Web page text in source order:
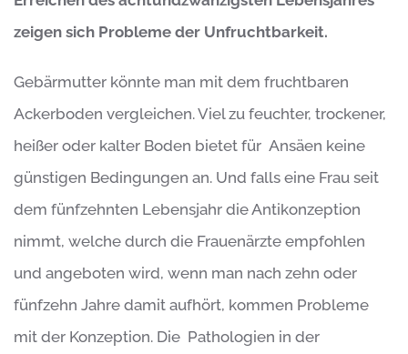
zeigen sich Probleme der Unfruchtbarkeit.
Gebärmutter könnte man mit dem fruchtbaren
Ackerboden vergleichen. Viel zu feuchter, trockener,
heißer oder kalter Boden bietet für Ansäen keine
günstigen Bedingungen an. Und falls eine Frau seit
dem fünfzehnten Lebensjahr die Antikonzeption
nimmt, welche durch die Frauenärzte empfohlen
und angeboten wird, wenn man nach zehn oder
fünfzehn Jahre damit aufhört, kommen Probleme
mit der Konzeption. Die Pathologien in der